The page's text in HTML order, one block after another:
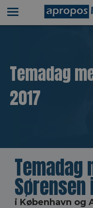
Temadag
2017
Temadag
i København og